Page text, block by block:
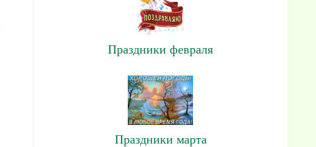
Праздники февраля
Праздники марта